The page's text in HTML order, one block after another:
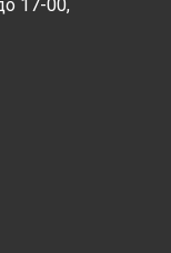
17-00,